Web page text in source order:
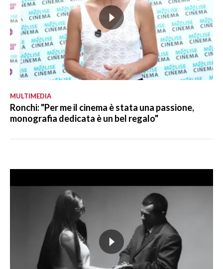
MULTIMEDIA
Ronchi: "Per me il cinema è stata una passione,
monografia dedicata è un bel regalo"